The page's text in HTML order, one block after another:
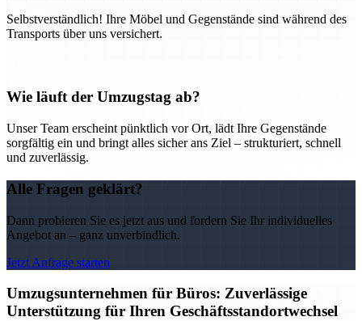
Selbstverständlich! Ihre Möbel und Gegenstände sind während des
Transports über uns versichert.
Wie läuft der Umzugstag ab?
Unser Team erscheint pünktlich vor Ort, lädt Ihre Gegenstände
sorgfältig ein und bringt alles sicher ans Ziel – strukturiert, schnell
und zuverlässig.
Alle Fragen geklärt?
Dann probieren Sie es jetzt aus und fordern Sie Ihr individuelles
Angebot an – ganz unverbindlich.
Jetzt Anfrage starten
Umzugsunternehmen für Büros: Zuverlässige
Unterstützung für Ihren Geschäftsstandortwechsel